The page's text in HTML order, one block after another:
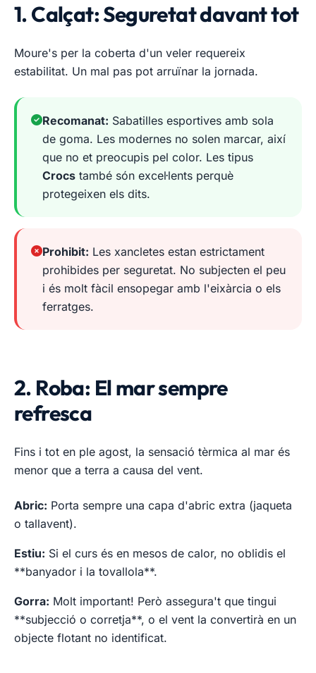
1. Calçat: Seguretat davant tot
Moure's per la coberta d'un veler requereix
estabilitat. Un mal pas pot arruïnar la jornada.
Recomanat: Sabatilles esportives amb sola
de goma. Les modernes no solen marcar, així
que no et preocupis pel color. Les tipus
Crocs també són excel·lents perquè
protegeixen els dits.
Prohibit: Les xancletes estan estrictament
prohibides per seguretat. No subjecten el peu
i és molt fàcil ensopegar amb l'eixàrcia o els
ferratges.
2. Roba: El mar sempre
refresca
Fins i tot en ple agost, la sensació tèrmica al mar és
menor que a terra a causa del vent.
Abric: Porta sempre una capa d'abric extra (jaqueta
o tallavent).
Estiu: Si el curs és en mesos de calor, no oblidis el
**banyador i la tovallola**.
Gorra: Molt important! Però assegura't que tingui
**subjecció o corretja**, o el vent la convertirà en un
objecte flotant no identificat.